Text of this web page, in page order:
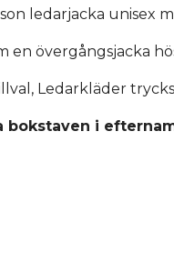
ledarjacka unisex
en övergångsjacka
Ledarkläder
bokstaven i